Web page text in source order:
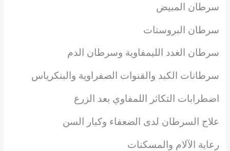
سرطان المبيض
سرطان البروستات
سرطان الغدد الليمفاوية وسرطان الدم
سرطانات الكبد والقنوات الصفراوية والبنكرياس
اضطرابات التكاثر اللمفاوي بعد الزرع
علاج السرطان لدى الضعفاء وكبار السن
رعاية الآلام والمسكنات